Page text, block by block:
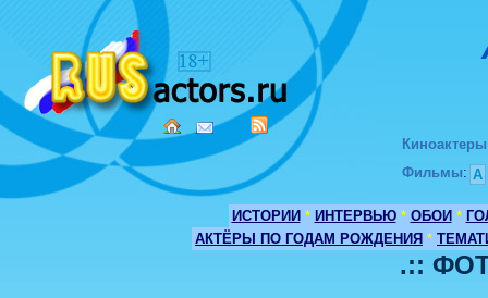
Киноактеры
Фильмы: А
ИСТОРИИ * ИНТЕРВЬЮ * ОБОИ *
АКТЁРЫ ПО ГОДАМ РОЖДЕНИЯ *
.::